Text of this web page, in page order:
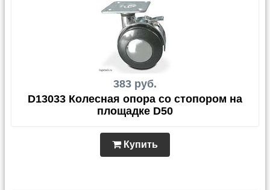
383 руб.
D13033 Колесная опора со стопором на
площадке D50
Купить